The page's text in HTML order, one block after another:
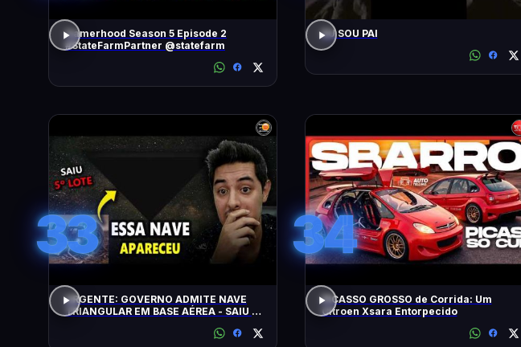
Gamerhood Season 5 Episode 2
#StateFarmPartner @statefarm
EU SOU PAI
33
URGENTE: GOVERNO ADMITE NAVE
TRIANGULAR EM BASE AÉREA - SAIU O
34
PICASSO GROSSO de Corrida: Um
Citroen Xsara Entorpecido